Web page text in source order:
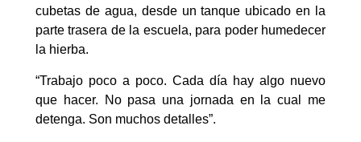
cubetas de agua, desde un tanque ubicado en la
parte trasera de la escuela, para poder humedecer
la hierba.
“Trabajo poco a poco. Cada día hay algo nuevo
que hacer. No pasa una jornada en la cual me
detenga. Son muchos detalles”.